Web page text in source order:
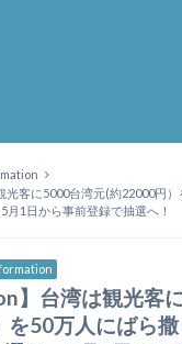
光客に5000台湾元(約22000円
1日から事前登録で抽選へ！
】台湾は観光客
を50万人にばら